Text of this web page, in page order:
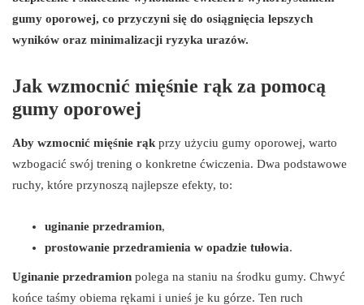
gumy oporowej, co przyczyni się do osiągnięcia lepszych
wyników oraz minimalizacji ryzyka urazów.
Jak wzmocnić mięśnie rąk za pomocą
gumy oporowej
Aby wzmocnić mięśnie rąk przy użyciu gumy oporowej, warto
wzbogacić swój trening o konkretne ćwiczenia. Dwa podstawowe
ruchy, które przynoszą najlepsze efekty, to:
uginanie przedramion,
prostowanie przedramienia w opadzie tułowia.
Uginanie przedramion polega na staniu na środku gumy. Chwyć
końce taśmy obiema rękami i unieś je ku górze. Ten ruch